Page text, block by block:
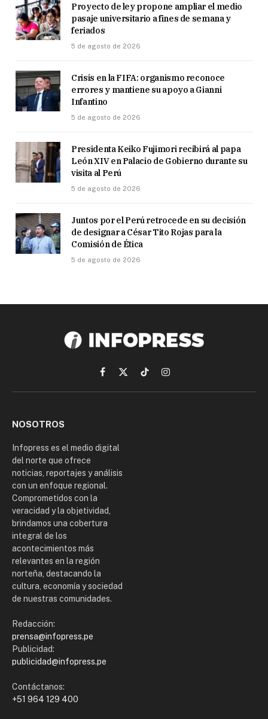
Proyecto de ley propone ampliar el medio
pasaje universitario a fines de semana y
feriados
5 de agosto de 2026
Crisis en la FIFA: organismo reconoce
errores y mantiene su apoyo a Gianni
Infantino
5 de agosto de 2026
Presidenta Keiko Fujimori recibirá al papa
León XIV en Palacio de Gobierno durante su
visita al Perú
5 de agosto de 2026
Juntos por el Perú retrocede en su decisión
de designar a César Tito Rojas para la
Comisión de Ética
5 de agosto de 2026
Facebook
X
(Twitter)
TikTokInstagram
NOSOTROS
Infopress es el medio digital
del norte que ofrece
noticias, reportajes y análisis
con un enfoque regional.
Comprometidos con la
veracidad y la objetividad,
brindamos una cobertura
integral de los
acontecimientos más
relevantes en la región
norteña, destacando la
cultura, economía y sociedad
de nuestras comunidades.
Redacción:
prensa@infopress.pe
Publicidad:
publicidad@infopress.pe
Contáctanos:
+51 964 129 400